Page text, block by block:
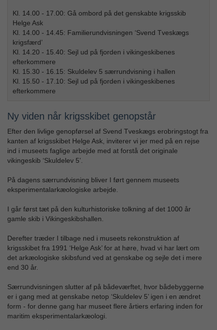
Kl. 14.00 - 17.00: Gå ombord på det genskabte krigsskib
Helge Ask
Kl. 14.00 - 14.45: Familierundvisningen ‘Svend Tveskægs
krigsfærd’
Kl. 14.20 - 15.40: Sejl ud på fjorden i vikingeskibenes
efterkommere
Kl. 15.30 - 16.15: Skuldelev 5 særrundvisning i hallen
Kl. 15.50 - 17.10: Sejl ud på fjorden i vikingeskibenes
efterkommere
Ny viden når krigsskibet genopstår
Efter den livlige genopførsel af Svend Tveskægs erobringstogt fra
kanten af krigsskibet Helge Ask, inviterer vi jer med på en rejse
ind i museets faglige arbejde med at forstå det originale
vikingeskib ‘Skuldelev 5’.
På dagens særrundvisning bliver I ført gennem museets
eksperimentalarkæologiske arbejde.
I går først tæt på den kulturhistoriske tolkning af det 1000 år
gamle skib i Vikingeskibshallen.
Derefter træder I tilbage ned i museets rekonstruktion af
krigsskibet fra 1991 ‘Helge Ask’ for at høre, hvad vi har lært om
det arkæologiske skibsfund ved at genskabe og sejle det i mere
end 30 år.
Særrundvisningen slutter af på bådeværftet, hvor bådebyggerne
er i gang med at genskabe netop ‘Skuldelev 5’ igen i en ændret
form - for denne gang har museet flere årtiers erfaring inden for
maritim eksperimentalarkæologi.